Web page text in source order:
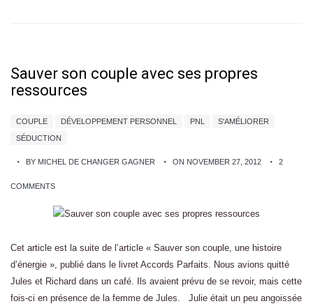
Sauver son couple avec ses propres
ressources
COUPLE DÉVELOPPEMENT PERSONNEL PNL
S'AMÉLIORER
SÉDUCTION
BY MICHEL DE CHANGER GAGNER ON NOVEMBER 27, 2012 2
COMMENTS
Cet article est la suite de l’article « Sauver son couple, une histoire
d’énergie », publié dans le livret Accords Parfaits. Nous avions quitté
Jules et Richard dans un café. Ils avaient prévu de se revoir, mais cette
fois-ci en présence de la femme de Jules. Julie était un peu angoissée